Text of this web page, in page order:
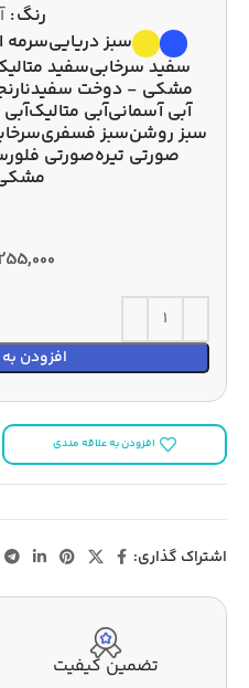
رنگ
سبز دریاییسرمه
سفید سرخابیسفید
مشکی - دوخت سفید
آبی آسمانیآبی متالیک
سبز روشنسبز فسفری
صورتی تیرهصورتی
افزودن
افزودن به علاقه مندی
اشتراک گذاری:
تضمین کیفیت